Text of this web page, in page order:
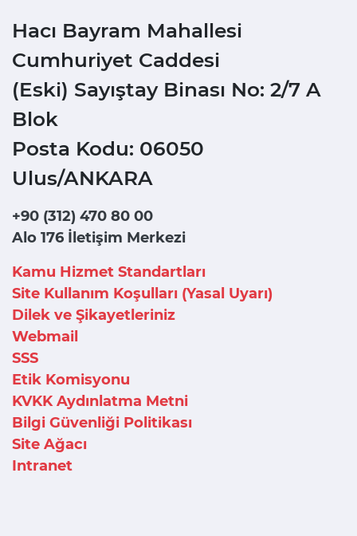
Hacı Bayram Mahallesi
Cumhuriyet Caddesi
(Eski) Sayıştay Binası No: 2/7 A
Blok
Posta Kodu: 06050
Ulus/ANKARA
+90 (312) 470 80 00
Alo 176 İletişim Merkezi
Kamu Hizmet Standartları
Site Kullanım Koşulları (Yasal Uyarı)
Dilek ve Şikayetleriniz
Webmail
SSS
Etik Komisyonu
KVKK Aydınlatma Metni
Bilgi Güvenliği Politikası
Site Ağacı
Intranet